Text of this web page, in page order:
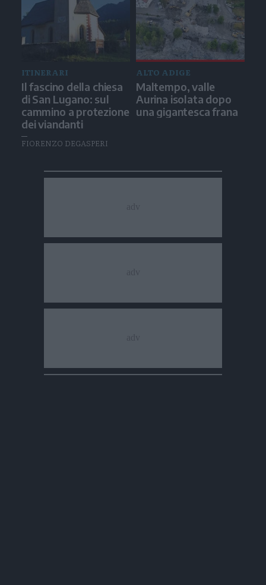
ITINERARI
Il fascino della chiesa
di San Lugano: sul
cammino a protezione
dei viandanti
FIORENZO DEGASPERI
ALTO ADIGE
Maltempo, valle
Aurina isolata dopo
una gigantesca frana